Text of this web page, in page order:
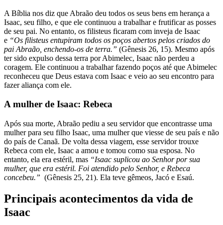
A Bíblia nos diz que Abraão deu todos os seus bens em herança a
Isaac, seu filho, e que ele continuou a trabalhar e frutificar as posses
de seu pai. No entanto, os filisteus ficaram com inveja de Isaac
e “Os filisteus entupiram todos os poços abertos pelos criados do
pai Abraão, enchendo-os de terra.” (Gênesis 26, 15). Mesmo após
ter sido expulso dessa terra por Abimelec, Isaac não perdeu a
coragem. Ele continuou a trabalhar fazendo poços até que Abimelec
reconheceu que Deus estava com Isaac e veio ao seu encontro para
fazer aliança com ele.
A mulher de Isaac: Rebeca
Após sua morte, Abraão pediu a seu servidor que encontrasse uma
mulher para seu filho Isaac, uma mulher que viesse de seu país e não
do país de Canaã. De volta dessa viagem, esse servidor trouxe
Rebeca com ele, Isaac a amou e tomou como sua esposa. No
entanto, ela era estéril, mas “Isaac suplicou ao Senhor por sua
mulher, que era estéril. Foi atendido pelo Senhor, e Rebeca
concebeu.” (Gênesis 25, 21). Ela teve gêmeos, Jacó e Esaú.
Principais acontecimentos da vida de
Isaac